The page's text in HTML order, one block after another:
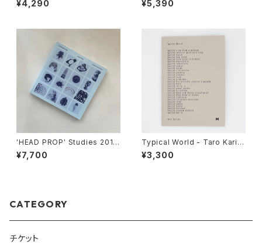
ama
¥4,290 ¥5,390
'HEAD PROP' Studies 2013
-2016 The Third Print of th
e Skyblue COVER
¥7,700
Typical World - Taro Karib
e
¥3,300
CATEGORY
チケット